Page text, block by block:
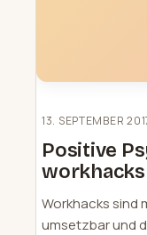
13. SEPTEMBER
Positive
workhacks
Workhacks sind
umsetzbar und